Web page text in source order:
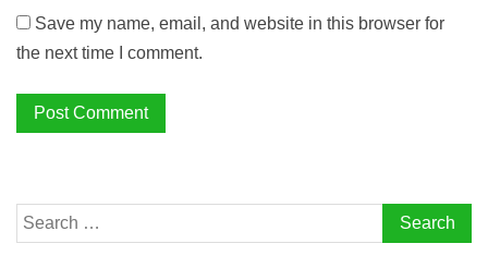
Save my name, email, and website in this browser for
the next time I comment.
Search
for: